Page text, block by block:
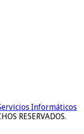
Informáticos
RESERVADOS.